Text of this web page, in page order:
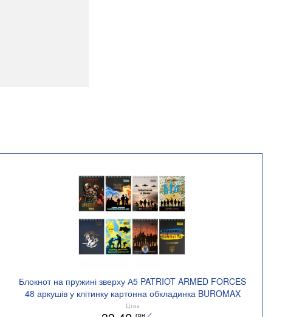
Блокнот на пружині зверху А5 PATRIOT ARMED FORCES
48 аркушів у клітинку картонна обкладинка BUROMAX
BM.24545112
Ціна
грн